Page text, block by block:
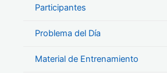
Participantes
Problema del Día
Material de Entrenamiento